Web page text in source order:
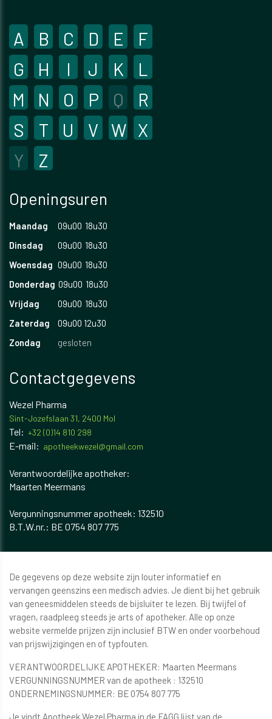
A B C D E
F
G
H I J K
L
M
N O P Q
R
S
T U V W X
Y
Z
Openingsuren
Maandag 09u00 18u30
Dinsdag
09u00 18u30
Woensdag 09u00 18u30
Donderdag 09u00 18u30
Vrijdag
09u00 18u30
Zaterdag
09u00 12u30
Zondag
gesloten
Contactgegevens
Wezel Pharma
Sint-Jozefslaan 31, 2400 Mol
Tel: +32 (0)14 810 298
E-mail: apotheekwezel@gmail.com
Verantwoordelijke apotheker:
Maarten Meermans
​​​​​​Vergunningsnummer apotheek: 132510
B.T.W.nr.: BE 0754 807 775
De gegevens op deze website zijn louter informatief en
vervangen geenszins een medisch advies. Je dient bij het gebruik
van geneesmiddelen steeds de bijsluiter te lezen. Bij twijfel of
vragen, raadpleeg steeds je arts of apotheker. Alle op onze
website vermelde prijzen zijn inclusief BTW en onder voorbehoud
van prijswijzigingen en of typfouten.
VERANTWOORDELIJKE APOTHEKER: Maarten Meermans
VERGUNNINGSNUMMER van de apotheek : 132510
ONDERNEMINGSNUMMER: BE 0754 807 775
Je vindt Apotheek Wezel Pharma in de FAGG lijst van de